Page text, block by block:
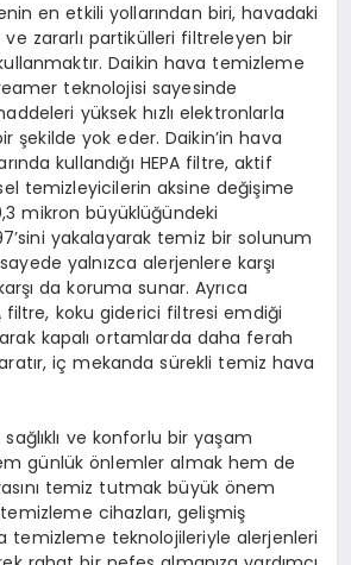
en etkili yollarından biri, havadaki
ve zararlı partikülleri filtreleyen bir
Daikin hava temizleme
teknolojisi sayesinde
yüksek hızlı elektronlarla
şekilde yok eder. Daikin’in hava
kullandığı HEPA filtre, aktif
temizleyicilerin aksine değişime
mikron büyüklüğündeki
yakalayarak temiz bir solunum
yalnızca alerjenlere karşı
da koruma sunar. Ayrıca
filtre, koku giderici filtresi emdiği
kapalı ortamlarda daha ferah
iç mekanda sürekli temiz hava
ve konforlu bir yaşam
günlük önlemler almak hem de
temiz tutmak büyük önem
cihazları, gelişmiş
temizleme teknolojileriyle alerjenleri